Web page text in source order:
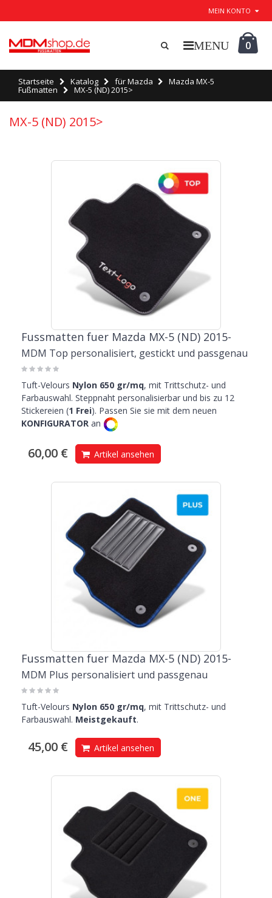
MEIN KONTO
0
Startseite Katalog für Mazda Mazda MX-5
Fußmatten MX-5 (ND) 2015>
MX-5 (ND) 2015>
Fussmatten fuer Mazda MX-5 (ND) 2015-
MDM Top personalisiert, gestickt und passgenau
Tuft-Velours Nylon 650 gr/mq, mit Trittschutz- und
Farbauswahl. Steppnaht personalisierbar und bis zu 12
Stickereien (1 Frei). Passen Sie sie mit dem neuen
KONFIGURATOR an
60,00 € Artikel ansehen
Fussmatten fuer Mazda MX-5 (ND) 2015-
MDM Plus personalisiert und passgenau
Tuft-Velours Nylon 650 gr/mq, mit Trittschutz- und
Farbauswahl. Meistgekauft.
45,00 € Artikel ansehen